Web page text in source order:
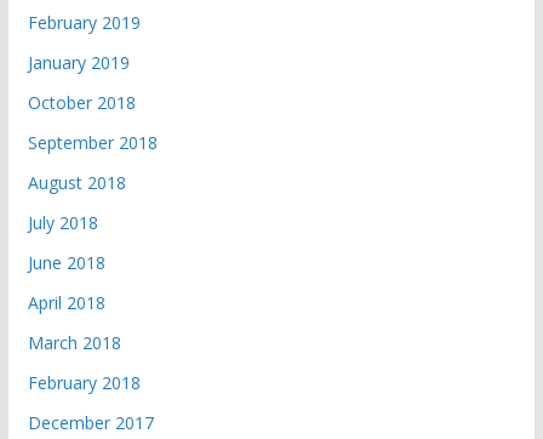
February 2019
January 2019
October 2018
September 2018
August 2018
July 2018
June 2018
April 2018
March 2018
February 2018
December 2017